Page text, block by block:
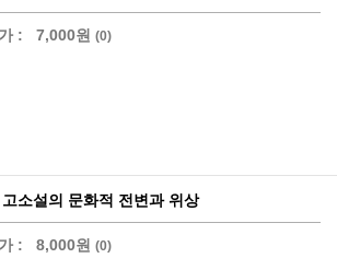
: 7,000원 (0)
소설의 문화적 전변과 위상
: 8,000원 (0)